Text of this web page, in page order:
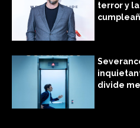
terror y la
divide